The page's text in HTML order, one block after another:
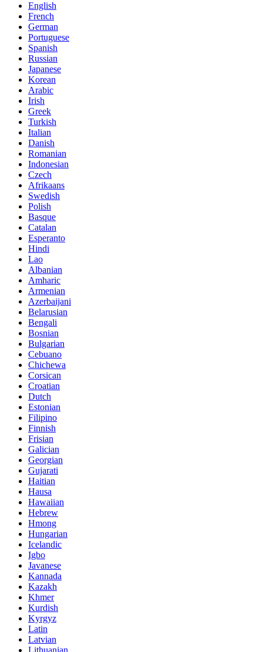
English
French
German
Portuguese
Spanish
Russian
Japanese
Korean
Arabic
Irish
Greek
Turkish
Italian
Danish
Romanian
Indonesian
Czech
Afrikaans
Swedish
Polish
Basque
Catalan
Esperanto
Hindi
Lao
Albanian
Amharic
Armenian
Azerbaijani
Belarusian
Bengali
Bosnian
Bulgarian
Cebuano
Chichewa
Corsican
Croatian
Dutch
Estonian
Filipino
Finnish
Frisian
Galician
Georgian
Gujarati
Haitian
Hausa
Hawaiian
Hebrew
Hmong
Hungarian
Icelandic
Igbo
Javanese
Kannada
Kazakh
Khmer
Kurdish
Kyrgyz
Latin
Latvian
Lithuanian